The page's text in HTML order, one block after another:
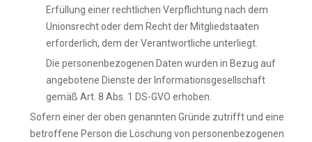
Erfüllung einer rechtlichen Verpflichtung nach dem
Unionsrecht oder dem Recht der Mitgliedstaaten
erforderlich, dem der Verantwortliche unterliegt.
Die personenbezogenen Daten wurden in Bezug auf
angebotene Dienste der Informationsgesellschaft
gemäß Art. 8 Abs. 1 DS-GVO erhoben.
Sofern einer der oben genannten Gründe zutrifft und eine
betroffene Person die Löschung von personenbezogenen